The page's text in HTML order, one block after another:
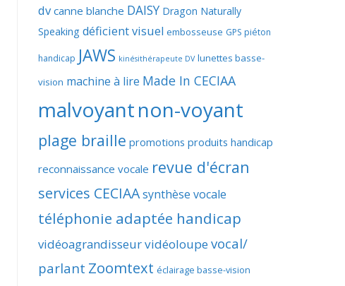
dv canne blanche DAISY Dragon Naturally
Speaking déficient visuel embosseuse GPS piéton
handicap JAWS kinésithérapeute DV lunettes basse-
vision machine à lire Made In CECIAA
malvoyantnon-voyant
plage braille promotions produits handicap
reconnaissance vocale revue d'écran
services CECIAAsynthèse vocale
téléphonie adaptée handicap
vidéoagrandisseurvidéoloupevocal/
parlant Zoomtext éclairage basse-vision